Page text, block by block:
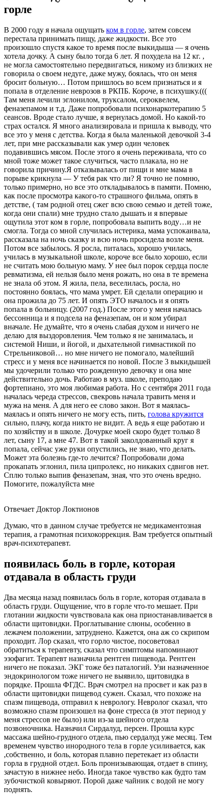
горле
В 2000 году я начала ощущать ком в горле, затем совсем
перестала принимать пищу, даже жидкости. Все это
произошло спустя какое то время после выкидыша — я очень
хотела дочку. А сыну было тогда 6 лет. Я похудела на 12 кг. ,
не могла самостоятельно передвигаться, никому из близких не
говорила о своем недуге, даже мужу, боялась, что он меня
бросит больную… Потом пришлось во всем признаться и я
попала в отделение неврозов в РКПБ. Короче, в психушку.(((
Там меня лечили эглонилом, труксалом, сероквелем,
феназепамом и т.д. Даже попробовали психонаркотерапию 5
сеансов. Вроде стало лучше, я вернулась домой. Но какой-то
страх остался. Я много анализировала и пришла к выводу, что
все это у меня с детства. Когда я была маленькой девочкой 3-4
лет, при мне рассказывали как умер один человек
подавившись мясом. После этого я очень переживала, что со
мной тоже может такое случиться, часто плакала, но не
говорила причину.Я отказывалась от пищи и мне мама в
порыве крикнула — У тебя рак что ли? Я точно не помню,
только примерно, но все это откладывалось в памяти. Помню,
как после просмотра какого-то страшного фильма, опять в
детстве, ( там родной отец сжег всю свою семью и детей тоже,
когда они спали) мне трудно стало дышать и я впервые
ощутила этот ком в горле, попробовала выпить воду…и не
смогла. Тогда со мной случилась истерика, мама успокаивала,
рассказала на ночь сказку и всю ночь просидела возле меня.
Потом все забылось. Я росла, питалась, хорошо училась,
училась в музыкальной школе, короче все было хорошо, если
не считать мою больную маму. У нее был порок сердца после
ревматизма, ей нельзя было меня рожать, но она в те времена
не знала об этом. Я жила, пела, веселилась, росла, но
постоянно боялась, что мама умрет. Ей сделали операцию и
она прожила до 75 лет. И опять ЭТО началось и я опять
попала в больницу. (2007 год.) После этого у меня началась
бессонница и я подсела на феназепам, он и ком убирал
вначале. Не думайте, что я очень слабая духом и ничего не
делаю для выздоровления. Чем только я не занималась, и
системой Ниши, и йогой, и дыхательной гимнастикой по
Стрельниковой… но мне ничего не помогало, малейший
стресс и у меня все начинается по новой. После 3 выкидышей
мы удочерили только что рожденную девочку и она мне
действительно дочь. Работаю в муз. школе, преподаю
фортепиано, это моя любимая работа. Но с сентября 2011 года
началась череда стрессов, свекровь начала травить меня и
мужа на меня. А для него ее слово закон. Вот я маялась-
маялась и опять ничего не могу есть, пить, голова кружится
сильно, плачу, когда никто не видит. А ведь я еще работаю и
по хозяйству и в школе. Дочурке моей скоро будет только 8
лет, сыну 17, а мне 47. Вот в такой заколдованный круг я
попала, сейчас уже руки опустились, не знаю, что делать.
Может эта болезнь где-то лечится? Попробовали дома
прокапать эглонил, пила ципролекс, но никаких сдвигов нет.
Сплю только выпив феназепам, зная, что это очень вредно.
Помогите, пожалуйста мне
Отвечает Доктор Локтионов
Думаю, что в данном случае требуется не медикаментозная
терапия, а грамотная психокоррекция. Вам требуется опытный
врач-психотерапевт.
появилась боль в горле, которая
отдавала в область груди
Два месяца назад появилась боль в горле, которая отдавала в
область груди. Ощущение, что в горле что-то мешает. При
глотании жидкости чувствовала как она приостанавливается в
области щитовидки. Проглатывание слюны, особенно в
лежачем положении, затруднено. Кажется, она аж со скрипом
проходит. Лор сказал, что горло чистое, посоветовал
обратиться к терапевту, сказал что симптомы напоминают
эзофагит. Терапевт назначила рентген пищевода. Рентген
ничего не показал. ЭКГ тоже без паталогий. Узи назначенное
эндокринологом тоже ничего не выявило, щитовидка в
порядке. Прошла ФГДС. Врач смотрел на просвет и как раз в
области щитовидки пищевод сужен. Сказал, что похоже на
спазм пищевода, отправил к неврологу. Невролог сказал, что
возможно спазм произошел на фоне стресса (в этот период у
меня стрессов не было) или из-за шейного отдела
позвоночника. Назначил Сирдалуд, персен. Прошла курс
массажа шейно-грудного отдела, пью сердалуд уже месяц. Тем
временем чувство инородного тела в горле усиливается, как
,собственно, и боль, которая плавно перетекает из области
горла в грудной отдел. Боль пронизывающая, отдает в спину,
зачастую в нижнее небо. Иногда такое чувство как будто там
зубочисткой ковыряют. Порой даже чайник с водой не могу
поднять.